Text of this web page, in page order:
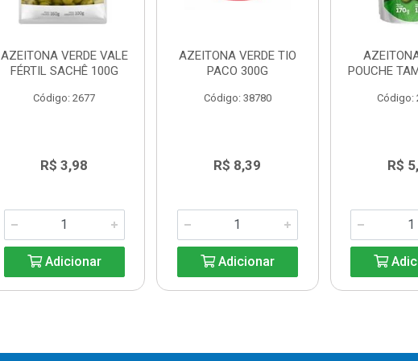
AZEITONA VERDE VALE
FÉRTIL SACHÊ 100G
Código: 2677
R$ 3,98
Adicionar
AZEITONA VERDE TIO
PACO 300G
Código: 38780
R$ 8,39
Adicionar
POUCHE
Código:
R$